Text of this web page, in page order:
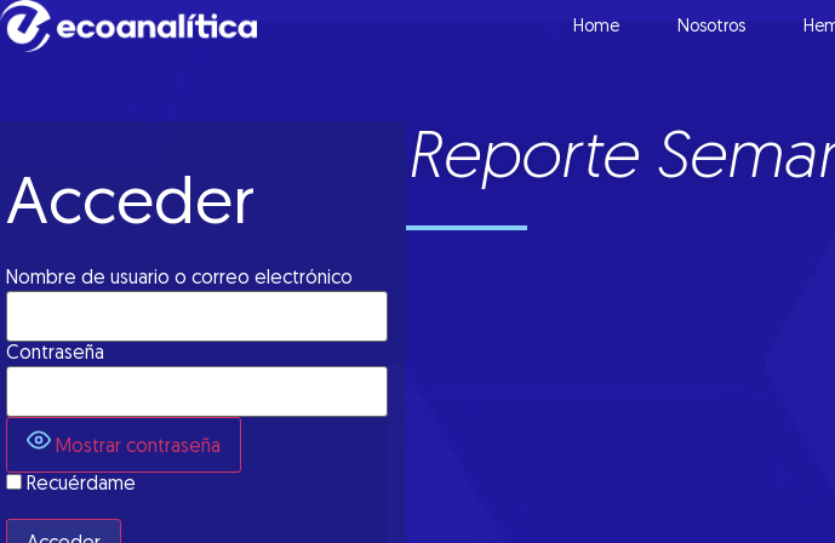
Home Nosotros
Acceder
Nombre de usuario o correo electrónico
Contraseña
Mostrar contraseña
Recuérdame
Reporte